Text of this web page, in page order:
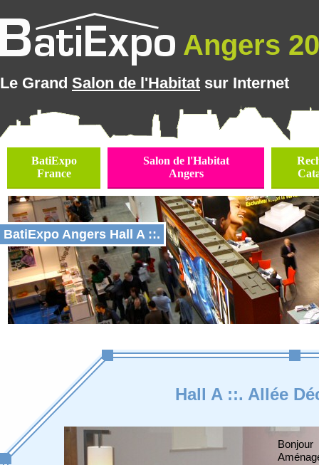
Angers
Le Grand Salon de l'Habitat sur Internet
BatiExpo
France
Salon de l'Habitat
Angers
BatiExpo Angers Hall A ::.
Hall A ::. Allée